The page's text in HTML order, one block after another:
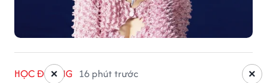
HỌC ĐƯỜNG 16 phút trước ×
×